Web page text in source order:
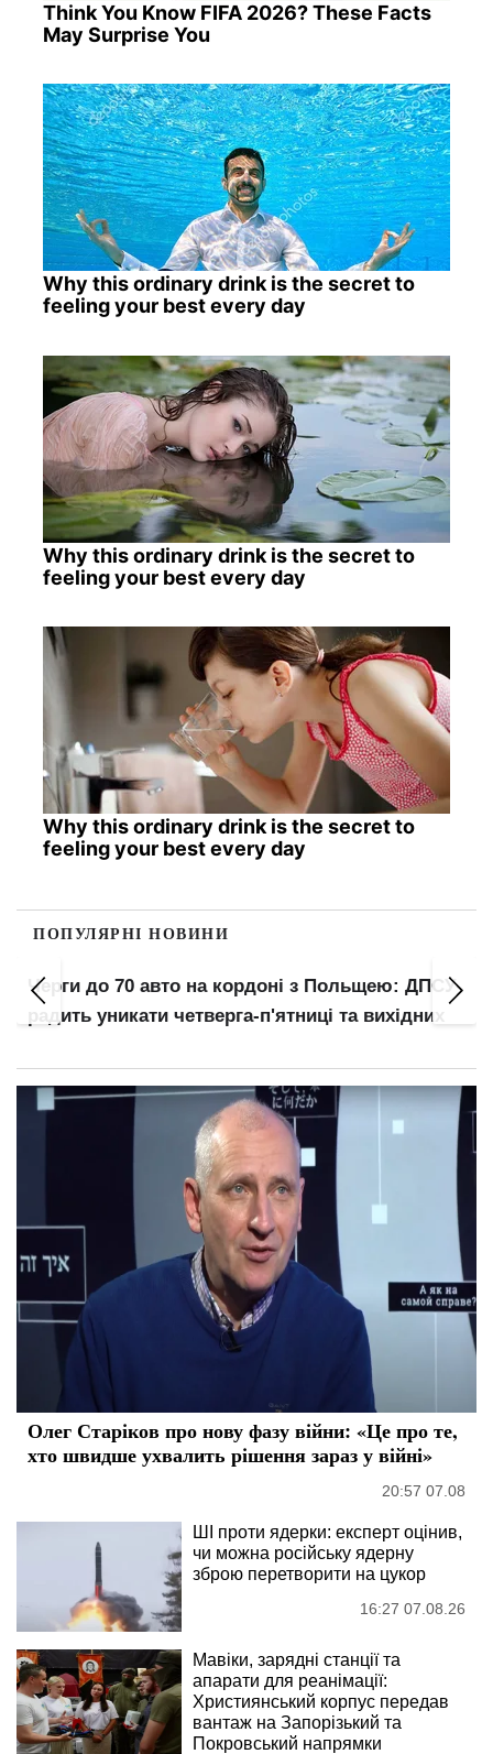
Think You Know FIFA 2026? These Facts
May Surprise You
Why this ordinary drink is the secret to
feeling your best every day
Why this ordinary drink is the secret to
feeling your best every day
Why this ordinary drink is the secret to
feeling your best every day
ПОПУЛЯРНІ НОВИНИ
Черги до 70 авто на кордоні з Польщею: ДПСУ
радить уникати четверга-п'ятниці та вихідних
Олег Старіков про нову фазу війни: «Це про те,
хто швидше ухвалить рішення зараз у війні»
20:57 07.08
ШІ проти ядерки: експерт оцінив,
чи можна російську ядерну
зброю перетворити на цукор
16:27 07.08.26
Мавіки, зарядні станції та
апарати для реанімації:
Християнський корпус передав
вантаж на Запорізький та
Покровський напрямки